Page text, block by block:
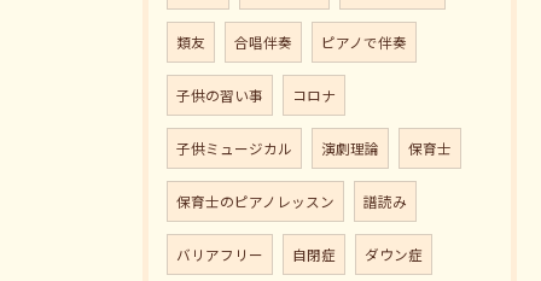
類友 合唱伴奏 ピアノで伴奏
子供の習い事 コロナ
子供ミュージカル 演劇理論 保育士
保育士のピアノレッスン 譜読み
バリアフリー 自閉症 ダウン症